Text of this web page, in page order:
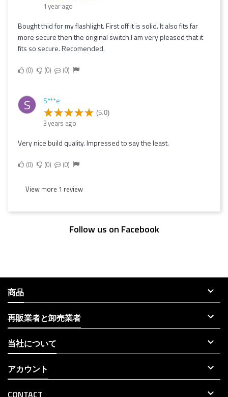
1 year ago
Bought thid for my flashlight. First off it is solid. It also fits far
more secure then the original switch.I am very pleased that it
fits so secure. Recomended.
0 0 0
S S***e
(5.0)
3 years ago
Very nice build quality. Impressed to say the least.
0 0 0
View more 1 review
Follow us on Facebook
商品 
再販業者と卸売業者 
当社について 
アカウント 
